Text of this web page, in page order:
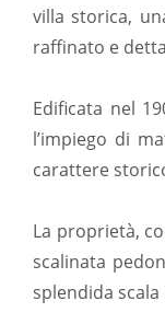
villa storica,
raffinato e
Edificata nel
l’impiego di
carattere
La proprietà,
scalinata
splendida